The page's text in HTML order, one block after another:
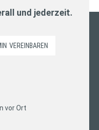
und jederzeit.
VEREINBAREN
vor Ort